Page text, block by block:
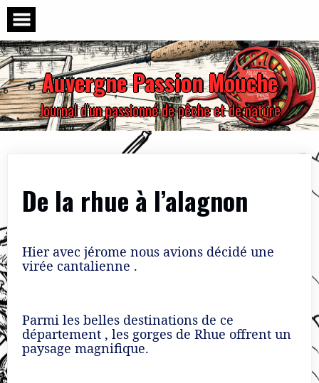
Skip
content
Auvergne Passion Mouche
Journal d'un passionné de pêche et de nature
De la rhue à l’alagnon
Hier avec jérome nous avions décidé une
virée cantalienne .
Parmi les belles destinations de ce
département , les gorges de Rhue offrent un
paysage magnifique.